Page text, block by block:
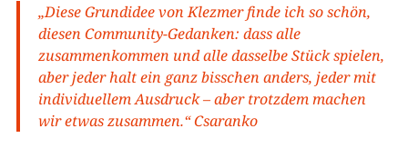
„Diese Grundidee von Klezmer finde ich so schön,
diesen Community-​Gedanken: dass alle
zusammenkommen und alle dasselbe Stück spielen,
aber jeder halt ein ganz bisschen anders, jeder mit
individuellem Ausdruck – aber trotzdem machen
wir etwas zusammen.“ Csaranko